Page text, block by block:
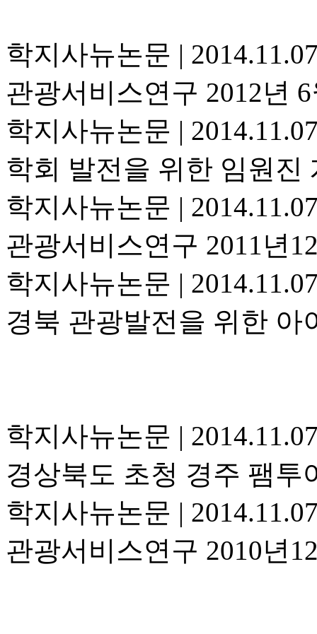
학지사뉴논문 |
관광서비스연구 2012년
학지사뉴논문 |
학회 발전을 위한 임원진
학지사뉴논문 |
관광서비스연구 2011년
학지사뉴논문 |
경북 관광발전을 위한 아
학지사뉴논문 |
경상북도 초청 경주 팸투
학지사뉴논문 |
관광서비스연구 2010년